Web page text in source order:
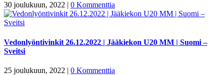
30 joulukuun, 2022 | 0 Kommenttia
Vedonlyöntivinkit 26.12.2022 | Jääkiekon U20 MM | Suomi –
Sveitsi
25 joulukuun, 2022 | 0 Kommenttia